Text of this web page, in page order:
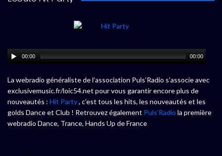
00:00 00:00
La webradio généraliste de l’association Puls’Radio s’associe avec
exclusivemusic.fr/loic54.net pour vous garantir encore plus de
nouveautés : Hit Party, c’est tous les hits, les nouveautés et les
golds Dance et Club ! Retrouvez également Puls’Radio la première
webradio Dance, Trance, Hands Up de France